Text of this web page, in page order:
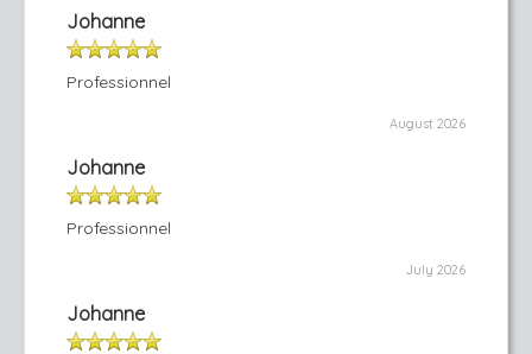
Johanne
Professionnel
August 2026
Johanne
Professionnel
July 2026
Johanne